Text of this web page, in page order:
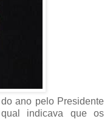
ano pelo Presidente
indicava que os